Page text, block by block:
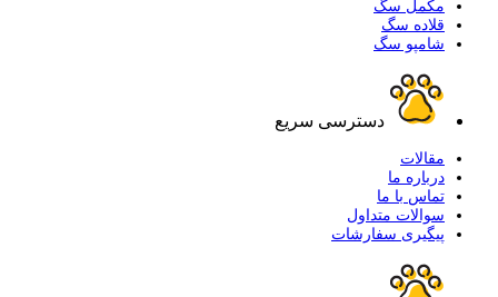
مکمل سگ
قلاده سگ
شامپو سگ
دسترسی سریع
مقالات
درباره ما
تماس با ما
سوالات متداول
پیگیری سفارشات